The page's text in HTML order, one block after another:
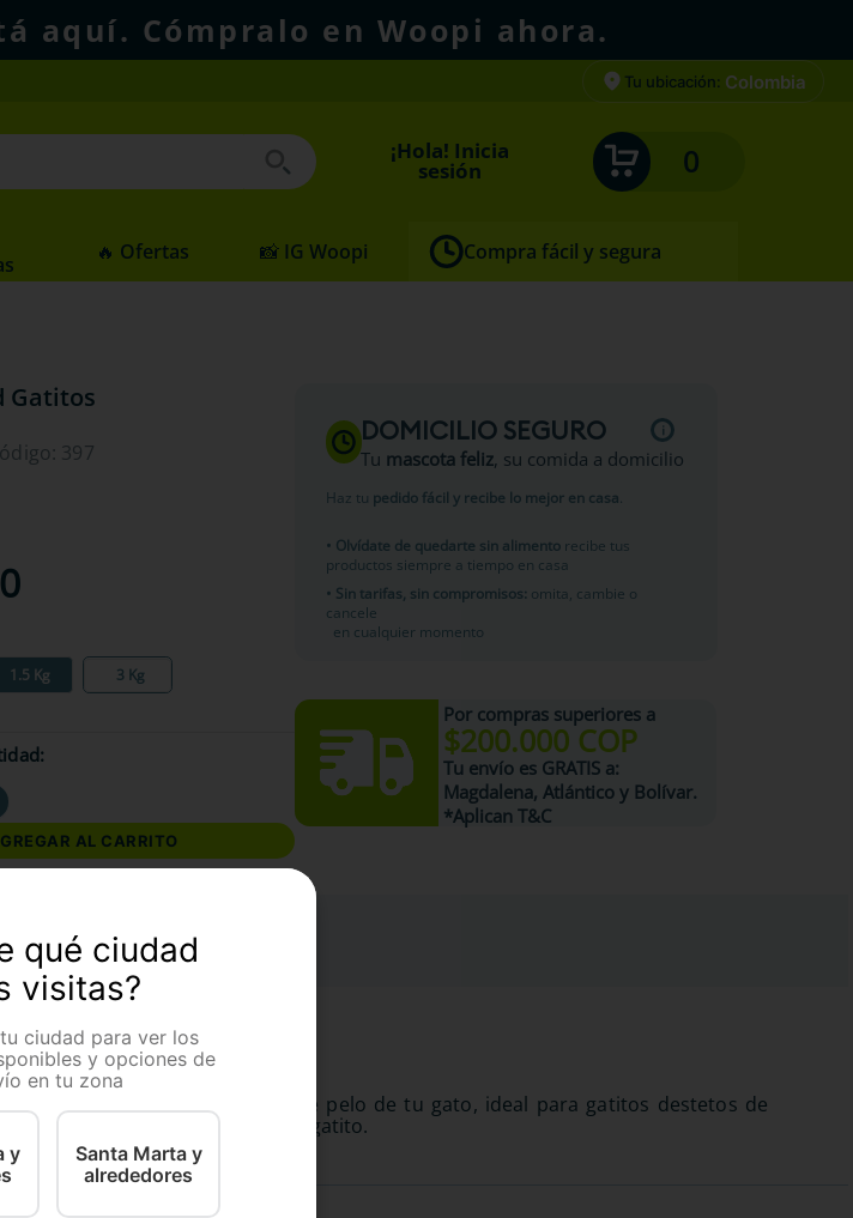
aquí. Cómpralo en Woopi ahora.
Tu ubicación: Colombia
¡Hola! Inicia
sesión 0
🔥 Ofertas 📸 IG Woopi Compra fácil y segura
Gatitos
: 397
1.5 Kg 3 Kg
AL CARRITO
DOMICILIO SEGURO
Tu mascota feliz, su comida a domicilio
Haz tu pedido fácil y recibe lo mejor en casa
• Olvídate de quedarte sin alimentorecibe tus
productos siempre a tiempo en casa
• Sin tarifas, sin compromisos: omita, cambie o
cancele
en cualquier momento
Por compras superiores a
$200.000 COP
Tu envío es GRATISa:
Magdalena, Atlántico y Bolívar.
*Aplican T&C
para controlar las bolas de pelo de tu gato, ideal para gatitos destetos de
dieta libre de granos para tu gatito.
qué ciudad
visitas?
ciudad para ver los
y opciones de
en tu zona
y
Santa Marta y
alrededores